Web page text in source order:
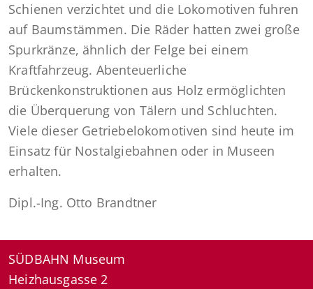
Schienen verzichtet und die Lokomotiven fuhren
auf Baumstämmen. Die Räder hatten zwei große
Spurkränze, ähnlich der Felge bei einem
Kraftfahrzeug. Abenteuerliche
Brückenkonstruktionen aus Holz ermöglichten
die Überquerung von Tälern und Schluchten.
Viele dieser Getriebelokomotiven sind heute im
Einsatz für Nostalgiebahnen oder in Museen
erhalten.
Dipl.-Ing. Otto Brandtner
SÜDBAHN Museum
Heizhausgasse 2